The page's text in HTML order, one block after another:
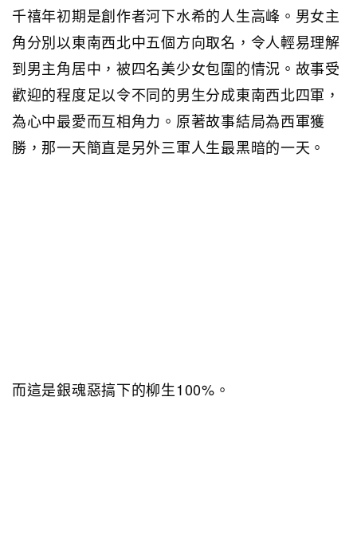
千禧年初期是創作者河下水希的人生高峰。男女主
角分別以東南西北中五個方向取名，令人輕易理解
到男主角居中，被四名美少女包圍的情況。故事受
歡迎的程度足以令不同的男生分成東南西北四軍，
為心中最愛而互相角力。原著故事結局為西軍獲
勝，那一天簡直是另外三軍人生最黑暗的一天。
而這是銀魂惡搞下的柳生100%。